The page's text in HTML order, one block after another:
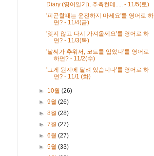
Diary (영어일기), 추측컨데..... - 11/5(토)
'피곤할때는 운전하지 마세요'를 영어로 하
면? - 11/4(금)
'잊지 않고 다시 가져올께요'를 영어로 하
면? - 11/3(목)
'날씨가 추워서, 코트를 입었다'를 영어로
하면? - 11/2(수)
'그게 뭔지에 달려 있습니다'를 영어로 하
면? - 11/1 (화)
► 10월(26)
►9월(26)
►8월(28)
►7월(27)
►6월(27)
►5월(33)